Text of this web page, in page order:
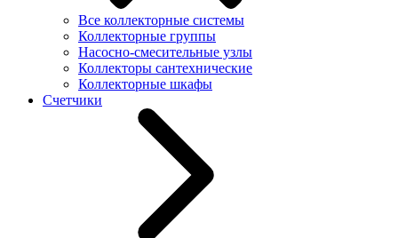
Все коллекторные системы
Коллекторные группы
Насосно-смесительные узлы
Коллекторы сантехнические
Коллекторные шкафы
Счетчики